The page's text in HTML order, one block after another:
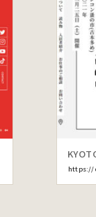
https://